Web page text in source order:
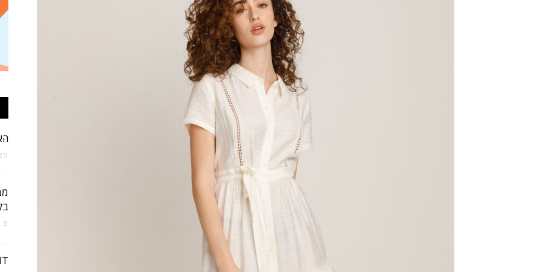
25 בפברואר
5 בינואר 2023